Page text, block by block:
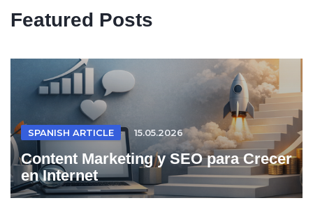
Featured Posts
SPANISH ARTICLE 15.05.2026
Content Marketing y SEO para Crecer
en Internet